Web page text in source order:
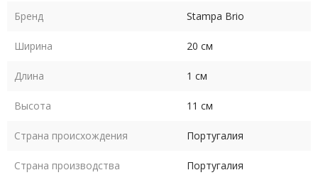
Бренд Stampa Brio
Ширина 20 см
Длина 1 см
Высота 11 см
Страна происхождения Португалия
Страна производства Португалия